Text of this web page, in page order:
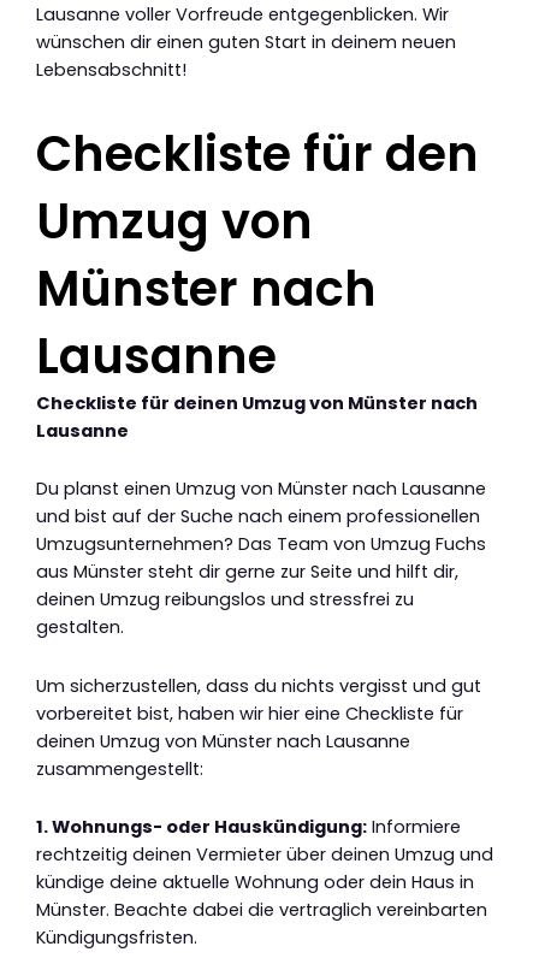
Lausanne voller Vorfreude entgegenblicken. Wir
wünschen dir einen guten Start in deinem neuen
Lebensabschnitt!
Checkliste für den
Umzug von
Münster nach
Lausanne
Checkliste für deinen Umzug von Münster nach
Lausanne
Du planst einen Umzug von Münster nach Lausanne
und bist auf der Suche nach einem professionellen
Umzugsunternehmen? Das Team von Umzug Fuchs
aus Münster steht dir gerne zur Seite und hilft dir,
deinen Umzug reibungslos und stressfrei zu
gestalten.
Um sicherzustellen, dass du nichts vergisst und gut
vorbereitet bist, haben wir hier eine Checkliste für
deinen Umzug von Münster nach Lausanne
zusammengestellt:
1. Wohnungs- oder Hauskündigung: Informiere
rechtzeitig deinen Vermieter über deinen Umzug und
kündige deine aktuelle Wohnung oder dein Haus in
Münster. Beachte dabei die vertraglich vereinbarten
Kündigungsfristen.